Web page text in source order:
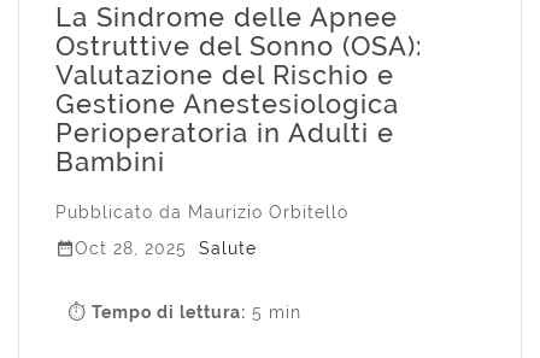
La Sindrome delle Apnee
Ostruttive del Sonno (OSA):
Valutazione del Rischio e
Gestione Anestesiologica
Perioperatoria in Adulti e
Bambini
Pubblicato da Maurizio Orbitello
Oct 28, 2025 Salute
⏱ Tempo di lettura: 5 min